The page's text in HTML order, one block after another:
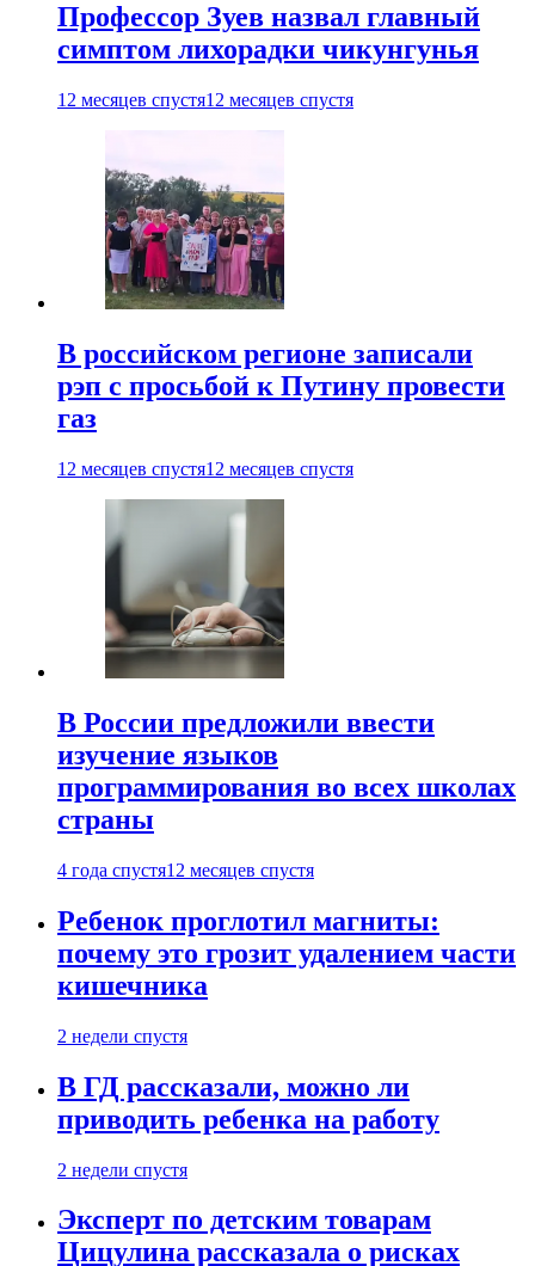
Профессор Зуев назвал главный
симптом лихорадки чикунгунья
12 месяцев спустя12 месяцев спустя
В российском регионе записали
рэп с просьбой к Путину провести
газ
12 месяцев спустя12 месяцев спустя
В России предложили ввести
изучение языков
программирования во всех школах
страны
4 года спустя12 месяцев спустя
Ребенок проглотил магниты:
почему это грозит удалением части
кишечника
2 недели спустя
В ГД рассказали, можно ли
приводить ребенка на работу
2 недели спустя
Эксперт по детским товарам
Цицулина рассказала о рисках